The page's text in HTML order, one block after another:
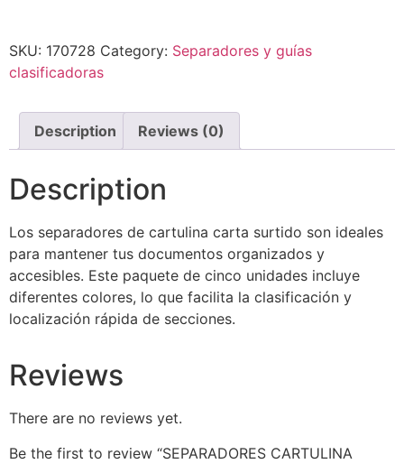
SKU: 170728 Category: Separadores y guías
clasificadoras
Description Reviews (0)
Description
Los separadores de cartulina carta surtido son ideales
para mantener tus documentos organizados y
accesibles. Este paquete de cinco unidades incluye
diferentes colores, lo que facilita la clasificación y
localización rápida de secciones.
Reviews
There are no reviews yet.
Be the first to review “SEPARADORES CARTULINA